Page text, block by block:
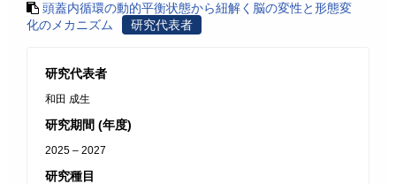
頭蓋内循環の動的平衡状態から紐解く脳の変性と形態変
化のメカニズム
研究代表者
研究代表者
和田 成生
研究期間 (年度)
2025 – 2027
研究種目